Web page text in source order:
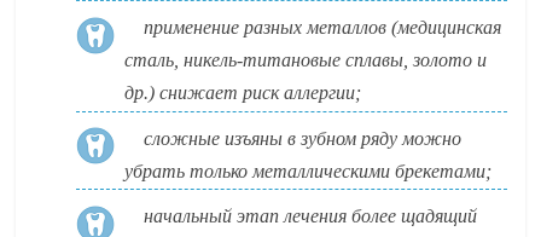
применение разных металлов (медицинская
сталь, никель-титановые сплавы, золото и
др.) снижает риск аллергии;
сложные изъяны в зубном ряду можно
убрать только металлическими брекетами;
начальный этап лечения более щадящий